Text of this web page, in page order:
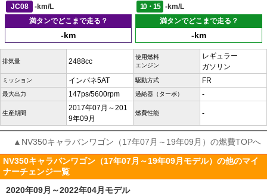
JC08
-km/L 10・15
-km/L
満タンでどこまで走る？
-km
満タンでどこまで走る？
-km
排気量 2488cc
使用燃料
エンジン
レギュラー
ガソリン
ミッション インパネ5AT 駆動方式 FR
最大出力 147ps/5600rpm 過給器（ターボ） -
生産期間
2017年07月～201
9年09月
燃費性能 -
▲NV350キャラバンワゴン（17年07月～19年09月）の燃費TOPへ
NV350キャラバンワゴン（17年07月～19年09月モデル）の他のマイ
ナーチェンジ一覧
2020年09月～2022年04月モデル